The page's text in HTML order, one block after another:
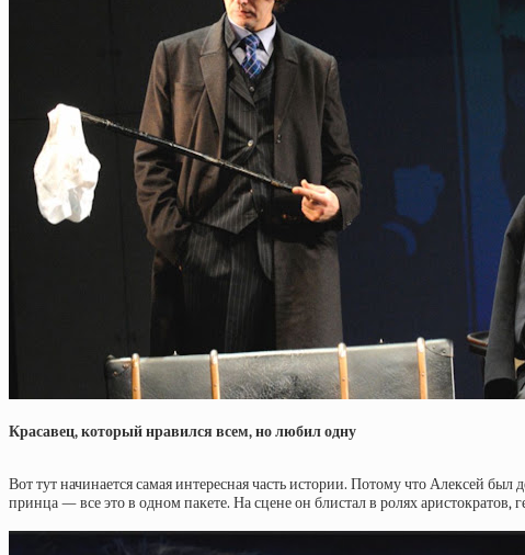
Красавец, который нравился всем, но любил одну
Вот тут начинается самая интересная часть истории. Потому что Алексей
принца — все это в одном пакете. На сцене он блистал в ролях